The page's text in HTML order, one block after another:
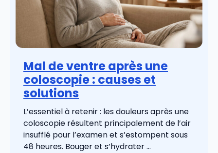
Mal de ventre après une
coloscopie : causes et
solutions
L’essentiel à retenir : les douleurs après une
coloscopie résultent principalement de l’air
insufflé pour l’examen et s’estompent sous
48 heures. Bouger et s’hydrater ...